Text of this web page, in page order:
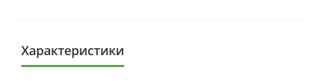
Характеристики